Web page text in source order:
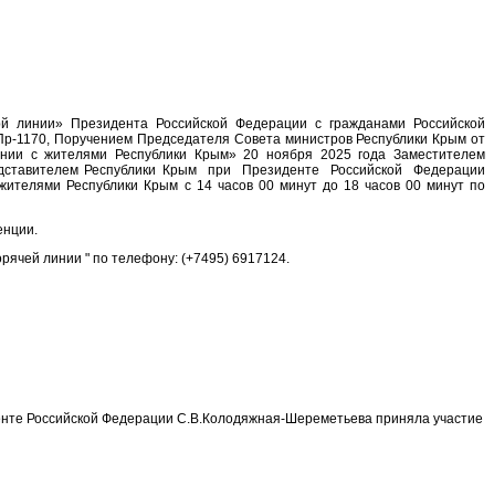
Президента Российской Федерации с гражданами Российской
Поручением Председателя Совета министров Республики Крым от
жителями Республики Крым» 20 ноября 2025 года Заместителем
Республики Крым при Президенте Российской Федерации
Республики Крым с 14 часов 00 минут до 18 часов 00 минут по
линии " по телефону: (+7495) 6917124.
Российской Федерации С.В.Колодяжная-Шереметьева приняла участие